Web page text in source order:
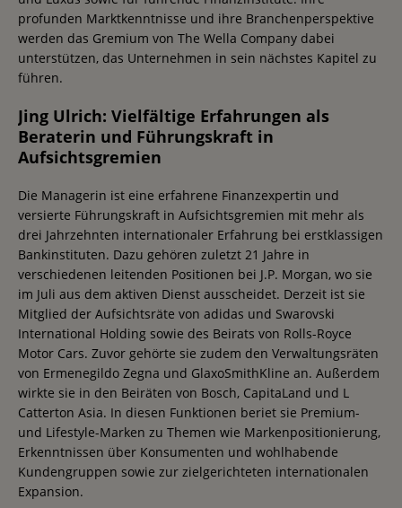
profunden Marktkenntnisse und ihre Branchenperspektive
werden das Gremium von The Wella Company dabei
unterstützen, das Unternehmen in sein nächstes Kapitel zu
führen.
Jing Ulrich: Vielfältige Erfahrungen als
Beraterin und Führungskraft in
Aufsichtsgremien
Die Managerin ist eine erfahrene Finanzexpertin und
versierte Führungskraft in Aufsichtsgremien mit mehr als
drei Jahrzehnten internationaler Erfahrung bei erstklassigen
Bankinstituten. Dazu gehören zuletzt 21 Jahre in
verschiedenen leitenden Positionen bei J.P. Morgan, wo sie
im Juli aus dem aktiven Dienst ausscheidet. Derzeit ist sie
Mitglied der Aufsichtsräte von adidas und Swarovski
International Holding sowie des Beirats von Rolls-Royce
Motor Cars. Zuvor gehörte sie zudem den Verwaltungsräten
von Ermenegildo Zegna und GlaxoSmithKline an. Außerdem
wirkte sie in den Beiräten von Bosch, CapitaLand und L
Catterton Asia. In diesen Funktionen beriet sie Premium-
und Lifestyle-Marken zu Themen wie Markenpositionierung,
Erkenntnissen über Konsumenten und wohlhabende
Kundengruppen sowie zur zielgerichteten internationalen
Expansion.